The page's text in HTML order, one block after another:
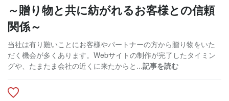
～贈り物と共に紡がれるお客様との信頼
関係～
当社は有り難いことにお客様やパートナーの方から贈り物をいた
だく機会が多くあります。Webサイトの制作が完了したタイミン
グや、たまたま会社の近くに来たからと...記事を読む